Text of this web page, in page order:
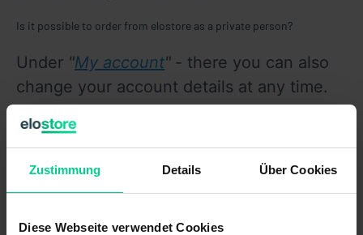
Zustimmung Details Über Cookies
Diese Webseite verwendet Cookies
Is it possible to order from elostore as a private person?
Under "My account" - there you can also
change your account details at any time.